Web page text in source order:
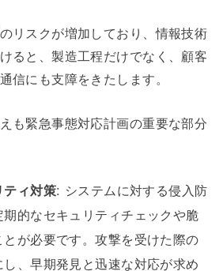
リスクが増加しており、情報技術
ると、製造工程だけでなく、顧客
信にも支障をきたします。
も緊急事態対応計画の重要な部分
ィ対策: システムに対する侵入防
的なセキュリティチェックや脆
が必要です。攻撃を受けた際の
、早期発見と迅速な対応が求め